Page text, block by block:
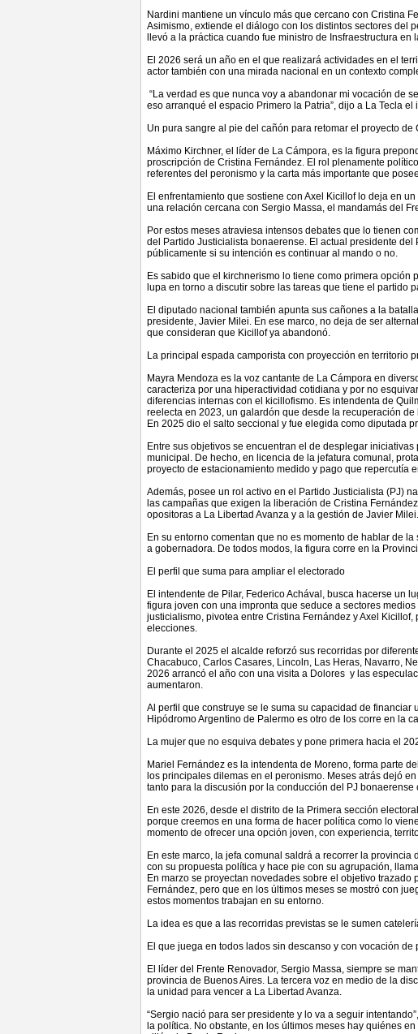
Nardini mantiene un vínculo más que cercano con Cristina
Asimismo, extiende el diálogo con los distintos sectores del
llevó a la práctica cuando fue ministro de Insfraestructura
El 2026 será un año en el que realizará actividades en el
actor también con una mirada nacional en un contexto
“La verdad es que nunca voy a abandonar mi vocación de
eso arranqué el espacio Primero la Patria”, dijo a La Tecla
Un pura sangre al pie del cañón para retomar el proyecto de
Máximo Kirchner, el líder de La Cámpora, es la figura
proscripción de Cristina Fernández. El rol plenamente
referentes del peronismo y la carta más importante que
El enfrentamiento que sostiene con Axel Kicillof lo deja en
una relación cercana con Sergio Massa, el mandamás del
Por estos meses atraviesa intensos debates que lo tienen
del Partido Justicialista bonaerense. El actual presidente
públicamente si su intención es continuar al mando o no.
Es sabido que el kirchnerismo lo tiene como primera
lupa en torno a discutir sobre las tareas que tiene el partido
El diputado nacional también apunta sus cañones a la
presidente, Javier Milei. En ese marco, no deja de ser
que consideran que Kicillof ya abandonó.
La principal espada camporista con proyección en territorio
Mayra Mendoza es la voz cantante de La Cámpora en
caracteriza por una hiperactividad cotidiana y por no
diferencias internas con el kicillofismo. Es intendenta de
reelecta en 2023, un galardón que desde la recuperación
En 2025 dio el salto seccional y fue elegida como diputada
Entre sus objetivos se encuentran el de desplegar
municipal. De hecho, en licencia de la jefatura comunal,
proyecto de estacionamiento medido y pago que repercutía
Además, posee un rol activo en el Partido Justicialista (PJ)
las campañas que exigen la liberación de Cristina
opositoras a La Libertad Avanza y a la gestión de Javier Milei.
En su entorno comentan que no es momento de hablar de
a gobernadora. De todos modos, la figura corre en la
El perfil que suma para ampliar el electorado
El intendente de Pilar, Federico Achával, busca hacerse un
figura joven con una impronta que seduce a sectores
justicialismo, pivotea entre Cristina Fernández y Axel
elecciones.
Durante el 2025 el alcalde reforzó sus recorridas por
Chacabuco, Carlos Casares, Lincoln, Las Heras, Navarro,
2026 arrancó el año con una visita a Dolores y las
aumentaron.
Al perfil que construye se le suma su capacidad de
Hipódromo Argentino de Palermo es otro de los corre en la
La mujer que no esquiva debates y pone primera hacia el
Mariel Fernández es la intendenta de Moreno, forma parte
los principales dilemas en el peronismo. Meses atrás dejó
tanto para la discusión por la conducción del PJ
En este 2026, desde el distrito de la Primera sección
porque creemos en una forma de hacer política como lo
momento de ofrecer una opción joven, con experiencia,
En este marco, la jefa comunal saldrá a recorrer la provincia
con su propuesta política y hace pie con su agrupación,
En marzo se proyectan novedades sobre el objetivo
Fernández, pero que en los últimos meses se mostró con
estos momentos trabajan en su entorno.
La idea es que a las recorridas previstas se le sumen
El que juega en todos lados sin descanso y con vocación de
El líder del Frente Renovador, Sergio Massa, siempre se
provincia de Buenos Aires. La tercera voz en medio de la
la unidad para vencer a La Libertad Avanza.
“Sergio nació para ser presidente y lo va a seguir
la política. No obstante, en los últimos meses hay quiénes